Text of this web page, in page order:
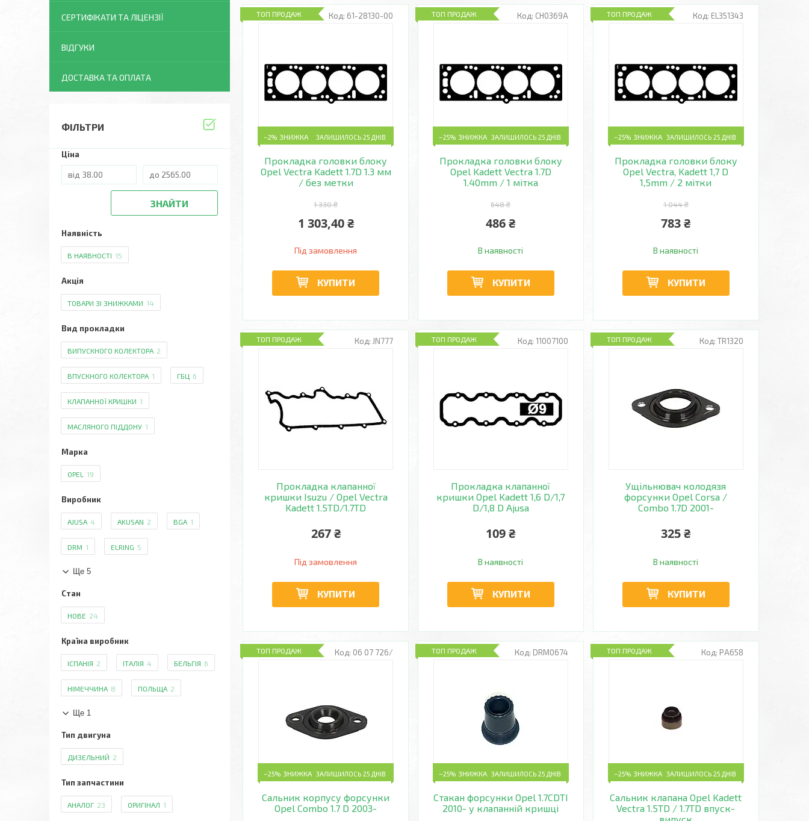
61-28130-00
ТОП ПРОДАЖ
–2% ЗАЛИШИЛОСЬ 25 ДНІВ
Прокладка головки блоку
Opel Vectra Kadett 1.7D 1.3 мм
/ без метки
1 330 ₴
1 303,40 ₴
Під замовлення
КУПИТИ
CH0369A
ТОП ПРОДАЖ
–25% ЗАЛИШИЛОСЬ 25 ДНІВ
Прокладка головки блоку
Opel Kadett Vectra 1.7D
1.40mm / 1 мітка
648 ₴
486 ₴
В наявності
КУПИТИ
EL351343
ТОП ПРОДАЖ
–25% ЗАЛИШИЛОСЬ 25 ДНІВ
Прокладка головки блоку
Opel Vectra, Kadett 1,7 D
1,5mm / 2 мітки
1 044 ₴
783 ₴
В наявності
КУПИТИ
JN777
ТОП ПРОДАЖ
Прокладка клапанної
кришки Isuzu / Opel Vectra
Kadett 1.5TD/1.7TD
267 ₴
Під замовлення
КУПИТИ
11007100
ТОП ПРОДАЖ
Прокладка клапанної
кришки Opel Kadett 1,6 D/1,7
D/1,8 D Ajusa
109 ₴
В наявності
КУПИТИ
TR1320
ТОП ПРОДАЖ
Ущільнювач колодязя
форсунки Opel Corsa /
Combo 1.7D 2001-
325 ₴
В наявності
КУПИТИ
06 07 726/
ТОП ПРОДАЖ
–25% ЗАЛИШИЛОСЬ 25 ДНІВ
Сальник корпусу форсунки
Opel Combo 1.7 D 2003-
DRM0674
ТОП ПРОДАЖ
–25% ЗАЛИШИЛОСЬ 25 ДНІВ
Стакан форсунки Opel 1.7CDTI
2010- у клапанній кришці
PA658
ТОП ПРОДАЖ
–25% ЗАЛИШИЛОСЬ 25 ДНІВ
Сальник клапана Opel Kadett
Vectra 1.5TD / 1.7TD впуск-
СЕРТИФІКАТИ ТА ЛІЦЕНЗІЇ
ВІДГУКИ
ДОСТАВКА ТА ОПЛАТА
ФІЛЬТРИ
Ціна
ЗНАЙТИ
Наявність
В НАЯВНОСТІ 15
Акція
ТОВАРИ ЗІ ЗНИЖКАМИ 14
Вид прокладки
ВИПУСКНОГО КОЛЕКТОРА 2
ВПУСКНОГО КОЛЕКТОРА 1 ГБЦ 6
КЛАПАННОЇ КРИШКИ 1
МАСЛЯНОГО ПІДДОНУ 1
Марка
OPEL 19
Виробник
AJUSA 4 AKUSAN 2 BGA 1
DRM 1 ELRING 5
Ще 5
Стан
НОВЕ 24
Країна виробник
ІСПАНІЯ 2 ІТАЛІЯ 4 БЕЛЬГІЯ 6
НІМЕЧЧИНА 8 ПОЛЬЩА 2
Ще 1
Тип двигуна
ДИЗЕЛЬНИЙ 2
Тип запчастини
АНАЛОГ 23 ОРИГІНАЛ 1